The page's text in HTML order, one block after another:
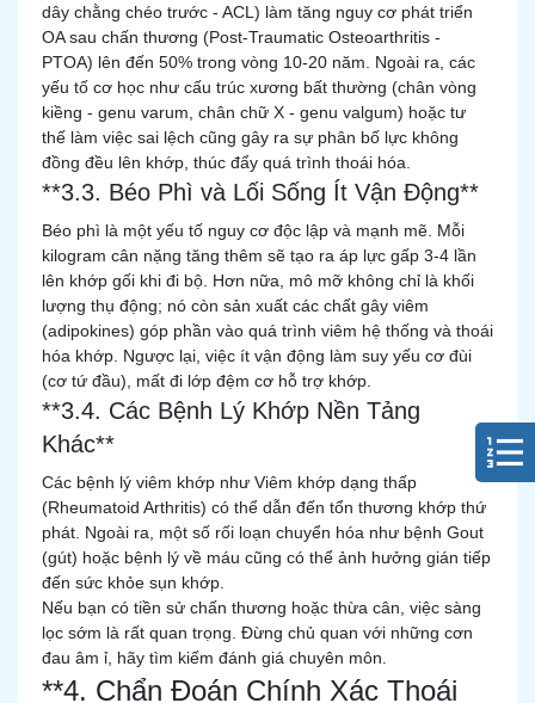
dây chằng chéo trước - ACL) làm tăng nguy cơ phát triển
OA sau chấn thương (Post-Traumatic Osteoarthritis -
PTOA) lên đến 50% trong vòng 10-20 năm. Ngoài ra, các
yếu tố cơ học như cấu trúc xương bất thường (chân vòng
kiềng - genu varum, chân chữ X - genu valgum) hoặc tư
thế làm việc sai lệch cũng gây ra sự phân bố lực không
đồng đều lên khớp, thúc đẩy quá trình thoái hóa.
**3.3. Béo Phì và Lối Sống Ít Vận Động**
Béo phì là một yếu tố nguy cơ độc lập và mạnh mẽ. Mỗi
kilogram cân nặng tăng thêm sẽ tạo ra áp lực gấp 3-4 lần
lên khớp gối khi đi bộ. Hơn nữa, mô mỡ không chỉ là khối
lượng thụ động; nó còn sản xuất các chất gây viêm
(adipokines) góp phần vào quá trình viêm hệ thống và thoái
hóa khớp. Ngược lại, việc ít vận động làm suy yếu cơ đùi
(cơ tứ đầu), mất đi lớp đệm cơ hỗ trợ khớp.
**3.4. Các Bệnh Lý Khớp Nền Tảng
Khác**
Các bệnh lý viêm khớp như Viêm khớp dạng thấp
(Rheumatoid Arthritis) có thể dẫn đến tổn thương khớp thứ
phát. Ngoài ra, một số rối loạn chuyển hóa như bệnh Gout
(gút) hoặc bệnh lý về máu cũng có thể ảnh hưởng gián tiếp
đến sức khỏe sụn khớp.
Nếu bạn có tiền sử chấn thương hoặc thừa cân, việc sàng
lọc sớm là rất quan trọng. Đừng chủ quan với những cơn
đau âm ỉ, hãy tìm kiếm đánh giá chuyên môn.
**4. Chẩn Đoán Chính Xác Thoái